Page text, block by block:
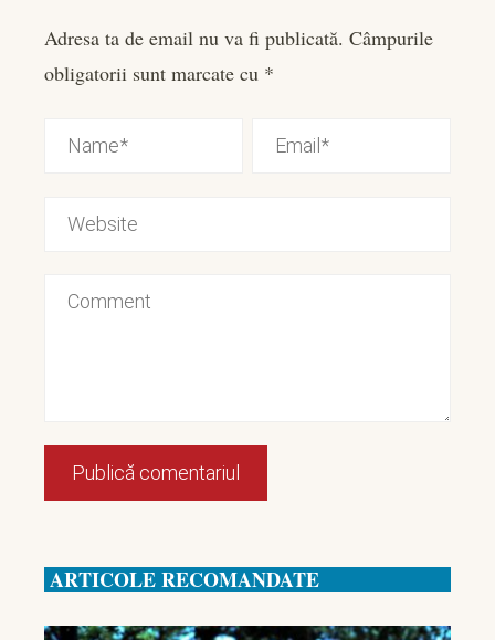
Adresa ta de email nu va fi publicată. Câmpurile
obligatorii sunt marcate cu *
ARTICOLE RECOMANDATE